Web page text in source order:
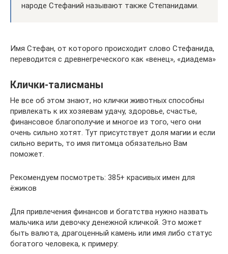
народе Стефаний называют также Степанидами.
Имя Стефан, от которого происходит слово Стефанида,
переводится с древнегреческого как «венец», «диадема»
Клички-талисманы
Не все об этом знают, но клички животных способны
привлекать к их хозяевам удачу, здоровье, счастье,
финансовое благополучие и многое из того, чего они
очень сильно хотят. Тут присутствует доля магии и если
сильно верить, то имя питомца обязательно Вам
поможет.
Рекомендуем посмотреть: 385+ красивых имен для
ёжиков
Для привлечения финансов и богатства нужно назвать
мальчика или девочку денежной кличкой. Это может
быть валюта, драгоценный камень или имя либо статус
богатого человека, к примеру: